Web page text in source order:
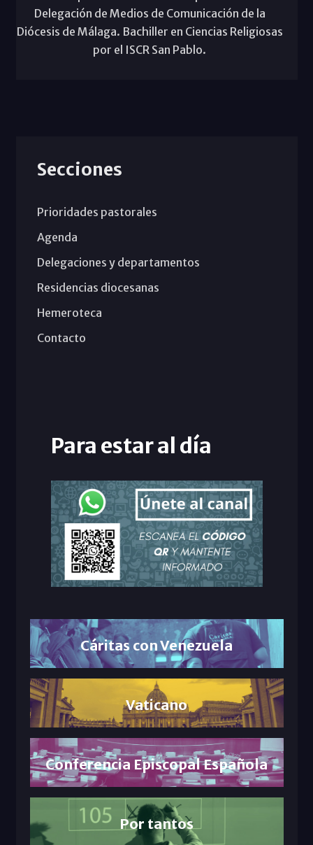
Delegación de Medios de Comunicación de la
Diócesis de Málaga. Bachiller en Ciencias Religiosas
por el ISCR San Pablo.
Secciones
Prioridades pastorales
Agenda
Delegaciones y departamentos
Residencias diocesanas
Hemeroteca
Contacto
Para estar al día
Cáritas con Venezuela
Vaticano
Conferencia Episcopal Española
Por tantos